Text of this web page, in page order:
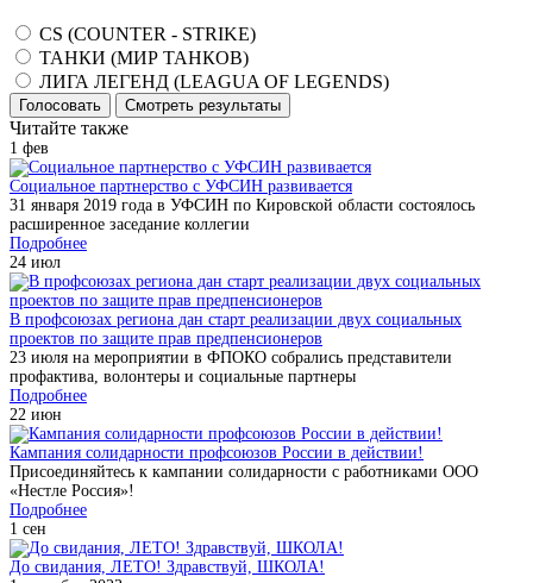
CS (COUNTER - STRIKE)
ТАНКИ (МИР ТАНКОВ)
ЛИГА ЛЕГЕНД (LEAGUA OF LEGENDS)
Голосовать Смотреть результаты
Читайте также
1 фев
Социальное партнерство с УФСИН развивается
31 января 2019 года в УФСИН по Кировской области состоялось
расширенное заседание коллегии
Подробнее
24 июл
В профсоюзах региона дан старт реализации двух социальных
проектов по защите прав предпенсионеров
23 июля на мероприятии в ФПОКО собрались представители
профактива, волонтеры и социальные партнеры
Подробнее
22 июн
Кампания солидарности профсоюзов России в действии!
Присоединяйтесь к кампании солидарности с работниками ООО
«Нестле Россия»!
Подробнее
1 сен
До свидания, ЛЕТО! Здравствуй, ШКОЛА!